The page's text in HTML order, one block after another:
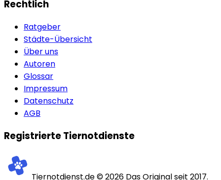
Rechtlich
Ratgeber
Städte-Übersicht
Über uns
Autoren
Glossar
Impressum
Datenschutz
AGB
Registrierte Tiernotdienste
Tiernotdienst.de ©2026 Das Original seit 2017.